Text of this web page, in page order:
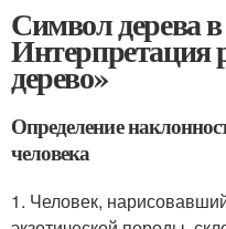
Символ дерева
Интерпретация
дерево»
Определение
человека
1. Человек,